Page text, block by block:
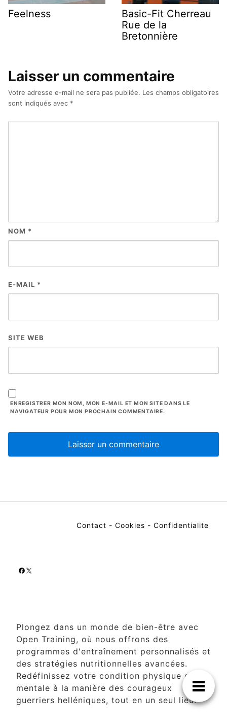
Feelness
Basic-Fit Cherreau
Rue de la
Bretonnière
Laisser un commentaire
Votre adresse e-mail ne sera pas publiée. Les champs obligatoires
sont indiqués avec *
NOM *
E-MAIL *
SITE WEB
ENREGISTRER MON NOM, MON E-MAIL ET MON SITE DANS LE
NAVIGATEUR POUR MON PROCHAIN COMMENTAIRE.
Contact - Cookies - Confidentialite
Facebook
X
Plongez dans un monde de bien-être avec
Open Training, où nous offrons des
programmes d'entraînement personnalisés et
des stratégies nutritionnelles avancées.
Redéfinissez votre condition physique et
mentale à la manière des courageux
guerriers helléniques, tout en un seul lieu.